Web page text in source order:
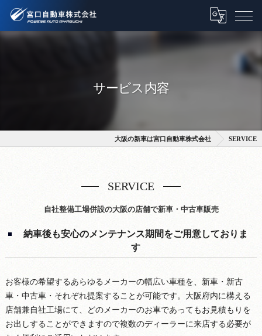
サービス内容
大阪の新車は宮口自動車株式会社 SERVICE
自社整備工場併設の大阪の店舗で新車・中古車販売
SERVICE
納車後も安心のメンテナンス期間をご用意しておりま
す
お客様の希望するあらゆるメーカーの幅広い車種を、新車・新古
車・中古車・それぞれ提案することが可能です。大阪府内に構える
店舗兼自社工場にて、どのメーカーのお車であってもお見積もりを
お出しすることができますので複数のディーラーに来店する必要が